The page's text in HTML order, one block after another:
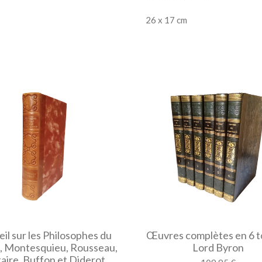
26 x 17 cm
sur les Philosophes du
Montesquieu, Rousseau,
Œuvres complètes en 6
Lord Byron